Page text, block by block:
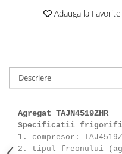
Adauga la Favorite
Descriere
Agregat TAJN4519ZHR
Specificatii
1. compresor: TAJ4519Z
2. tipul freonului